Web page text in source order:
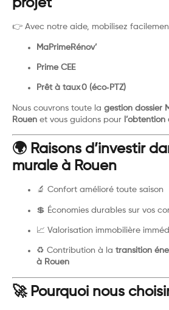
projet
👉 Avec notre aide, mobilisez
MaPrimeRénov’
Prime CEE
Prêt à taux 0 (éco‑PTZ)
Nous couvrons toute la gestion dossier
Rouen et vous guidons pour l’obtention
🌍 Raisons d’investir
murale à Rouen
🔬 Confort amélioré toute saison
💲 Économies durables sur vos
📈 Valorisation immobilière
♻️ Contribution à la transition
à Rouen
🚀 Pourquoi nous